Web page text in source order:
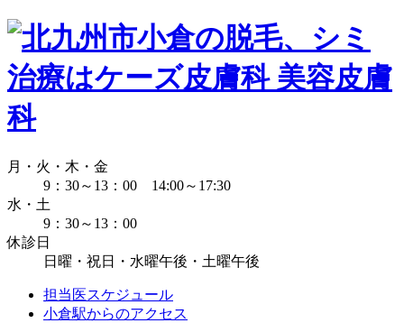
月・火・木・金
9：30～13：00 14:00～17:30
水・土
9：30～13：00
休診日
日曜・祝日・水曜午後・土曜午後
担当医スケジュール
小倉駅からのアクセス